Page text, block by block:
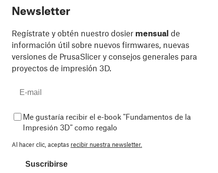
Newsletter
Regístrate y obtén nuestro dosier mensual de
información útil sobre nuevos firmwares, nuevas
versiones de PrusaSlicer y consejos generales para
proyectos de impresión 3D.
Me gustaría recibir el e-book "Fundamentos de la
Impresión 3D" como regalo
Al hacer clic, aceptas recibir nuestra newsletter.
Suscribirse